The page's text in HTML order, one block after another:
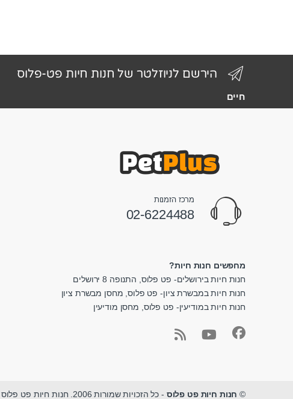
הירשם לניוזלטר של חנות חיות פט-פלוס
חיים
מרכז הזמנות
02-6224488
מחפשים חנות חיות?
חנות חיות בירושלים- פט פלוס, התנופה 8 ירושלים
חנות חיות במבשרת ציון- פט פלוס, מחסן מבשרת ציון
חנות חיות במודיעין- פט פלוס, מחסן מודיעין
© חנות חיות פט פלוס - כל הזכויות שמורות 2006. חנות חיות פט פלוס - מגוון ציוד לחיות מחמד במקום אחד.